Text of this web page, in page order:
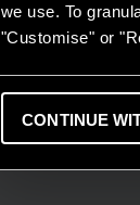
we use. To
"Customise" or
CONTINUE